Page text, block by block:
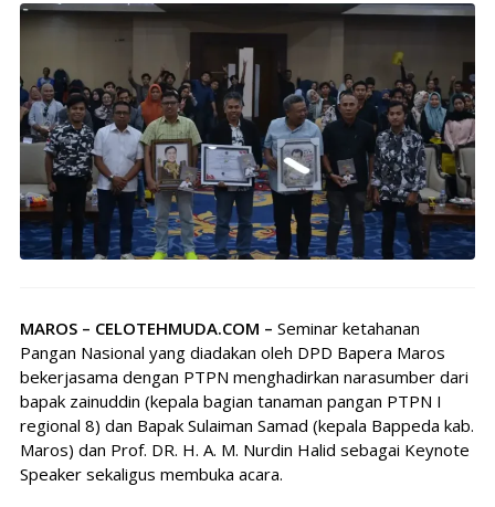
MAROS – CELOTEHMUDA.COM – Seminar ketahanan
Pangan Nasional yang diadakan oleh DPD Bapera Maros
bekerjasama dengan PTPN menghadirkan narasumber dari
bapak zainuddin (kepala bagian tanaman pangan PTPN I
regional 8) dan Bapak Sulaiman Samad (kepala Bappeda kab.
Maros) dan Prof. DR. H. A. M. Nurdin Halid sebagai Keynote
Speaker sekaligus membuka acara.